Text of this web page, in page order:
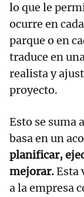
lo que le
ocurre en
parque o en
traduce en
realista y
proyecto.
Esto se suma
basa en un
planificar,
mejorar.Esta
a la empresa